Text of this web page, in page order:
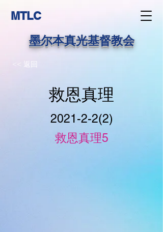
MTLC
墨尔本真光基督教会
<< 返回
救恩真理
2021-2-2(2)
救恩真理5